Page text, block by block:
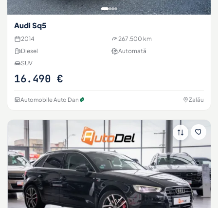
Audi Sq5
2014
267.500 km
Diesel
Automată
SUV
16.490 €
Automobile Auto Dan Zalău